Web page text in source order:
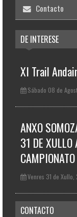
Contacto
DE INTERESE
XI Trail
Sábado 08 de
ANXO
31 DE XULLO
Venres 31 de
CONTACTO